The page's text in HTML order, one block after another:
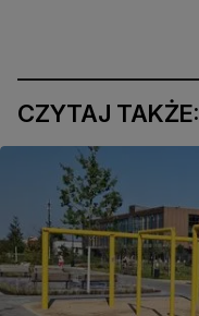
CZYTAJ TAKŻE: